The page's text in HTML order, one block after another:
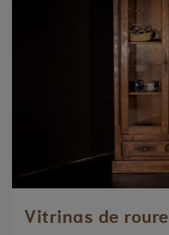
Vitrinas de roure